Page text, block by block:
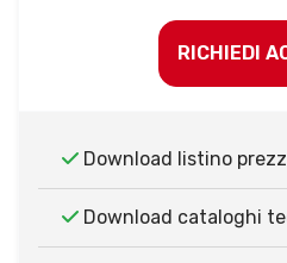
RICHIEDI
Download listino
Download cataloghi